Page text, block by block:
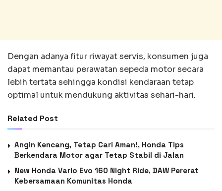
Dengan adanya fitur riwayat servis, konsumen juga
dapat memantau perawatan sepeda motor secara
lebih tertata sehingga kondisi kendaraan tetap
optimal untuk mendukung aktivitas sehari-hari.
Related Post
Angin Kencang, Tetap Cari Aman!, Honda Tips
Berkendara Motor agar Tetap Stabil di Jalan
New Honda Vario Evo 160 Night Ride, DAW Pererat
Kebersamaan Komunitas Honda